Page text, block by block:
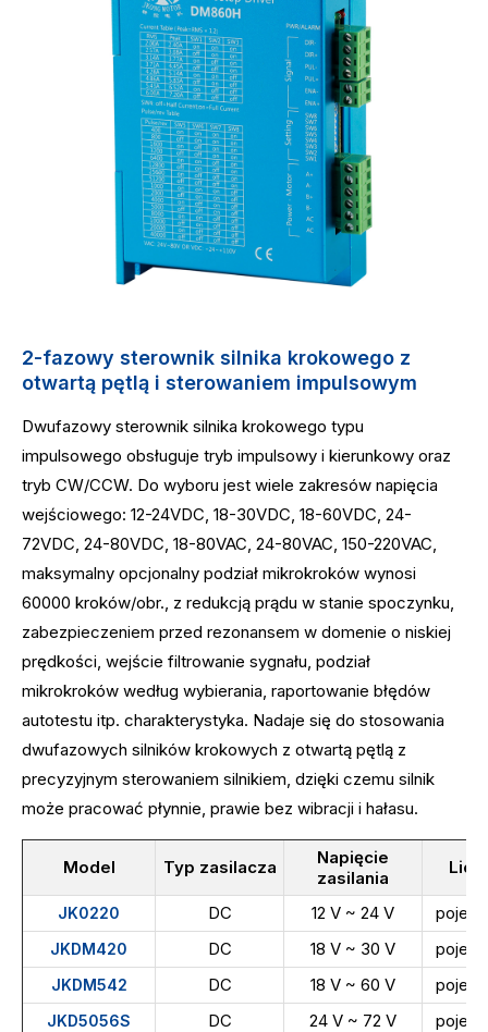
2-fazowy sterownik silnika krokowego z
otwartą pętlą i sterowaniem impulsowym
Dwufazowy sterownik silnika krokowego typu
impulsowego obsługuje tryb impulsowy i kierunkowy oraz
tryb CW/CCW. Do wyboru jest wiele zakresów napięcia
wejściowego: 12-24VDC, 18-30VDC, 18-60VDC, 24-
72VDC, 24-80VDC, 18-80VAC, 24-80VAC, 150-220VAC,
maksymalny opcjonalny podział mikrokroków wynosi
60000 kroków/obr., z redukcją prądu w stanie spoczynku,
zabezpieczeniem przed rezonansem w domenie o niskiej
prędkości, wejście filtrowanie sygnału, podział
mikrokroków według wybierania, raportowanie błędów
autotestu itp. charakterystyka. Nadaje się do stosowania
dwufazowych silników krokowych z otwartą pętlą z
precyzyjnym sterowaniem silnikiem, dzięki czemu silnik
może pracować płynnie, prawie bez wibracji i hałasu.
Model Typ zasilacza
Napięcie
zasilania
JK0220 DC 12 V ~ 24 V
JKDM420 DC 18 V ~ 30 V
JKDM542 DC 18 V ~ 60 V
JKD5056S DC 24 V ~ 72 V